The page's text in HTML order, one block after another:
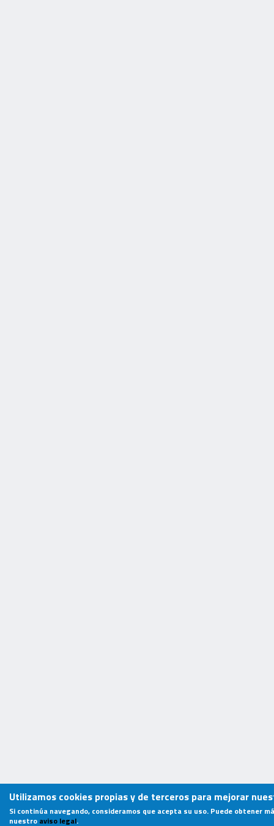
Utilizamos cookies propias y de terceros para mejorar
Si continúa navegando, consideramos que acepta su uso. Puede obtener
nuestro aviso legal.